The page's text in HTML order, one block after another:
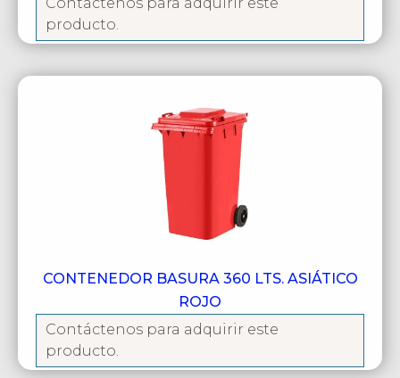
producto.
CONTENEDOR BASURA 360 LTS. ASIÁTICO
ROJO
Contáctenos para adquirir este
producto.